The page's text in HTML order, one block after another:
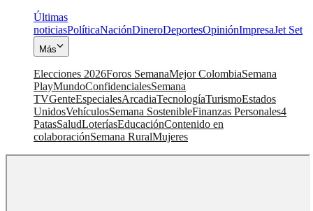
Últimas
noticiasPolíticaNaciónDineroDeportesOpiniónImpresaJet Set
Más
Elecciones 2026Foros SemanaMejor ColombiaSemana
PlayMundoConfidencialesSemana
TVGenteEspecialesArcadiaTecnologíaTurismoEstados
UnidosVehículosSemana SostenibleFinanzas Personales4
PatasSaludLoteríasEducaciónContenido en
colaboraciónSemana RuralMujeres